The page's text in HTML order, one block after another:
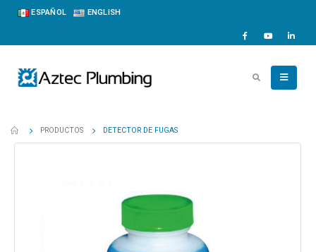
ESPAÑOL ENGLISH
PRODUCTOS DETECTOR DE FUGAS